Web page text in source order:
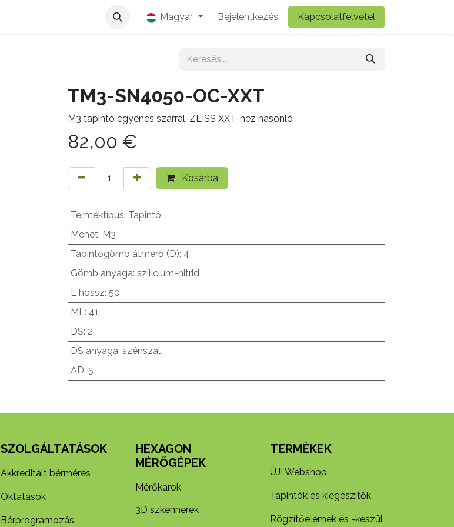
Magyar Bejelentkezés Kapcsolatfelvétel
TM3-SN4050-OC-XXT
M3 tapintó egyenes szárral, ZEISS XXT-hez hasonló
82,00 €
Kosárba
Terméktípus: Tapintó
Menet: M3
Tapintógömb átmérő (D): 4
Gömb anyaga: szilicium-nitrid
L hossz: 50
ML: 41
DS: 2
DS anyaga: szénszál
AD: 5
SZOLGÁLTATÁSOK
Akkreditált bérmérés
Oktatások
Bérprogramozás
HEXAGON
MÉRŐGÉPEK
Mérőkarok
3D szkennerek
TERMÉKEK
ÚJ! Webshop
Tapintók és kiegészítők
Rögzítőelemek és -készül​